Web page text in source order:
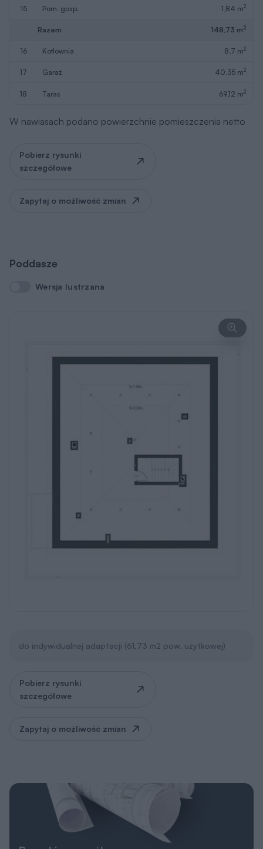
15 pom. gosp. 1,84 m2
Razem 148,73 m2
16 kotłownia 8,7 m2
17 garaż 40,35 m2
18 taras 69,12 m2
W nawiasach podano powierzchnie pomieszczenia netto
Pobierz rysunki
szczegółowe
Zapytaj o możliwość zmian
Poddasze
Wersja lustrzana
Wersja lustrzana
do indywidualnej adaptacji (61,73 m2 pow. użytkowej)
Pobierz rysunki
szczegółowe
Zapytaj o możliwość zmian